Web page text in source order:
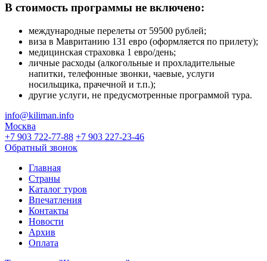
В стоимость программы не включено:
международные перелеты от 59500 рублей;
виза в Мавританию 131 евро (оформляется по прилету);
медицинская страховка 1 евро/день;
личные расходы (алкогольные и прохладительные
напитки, телефонные звонки, чаевые, услуги
носильщика, прачечной и т.п.);
другие услуги, не предусмотренные программой тура.
info@kiliman.info
Москва
+7 903 722-77-88 +7 903 227-23-46
Обратный звонок
Главная
Страны
Каталог туров
Впечатления
Контакты
Новости
Архив
Оплата